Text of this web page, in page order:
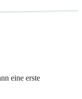
eine erste